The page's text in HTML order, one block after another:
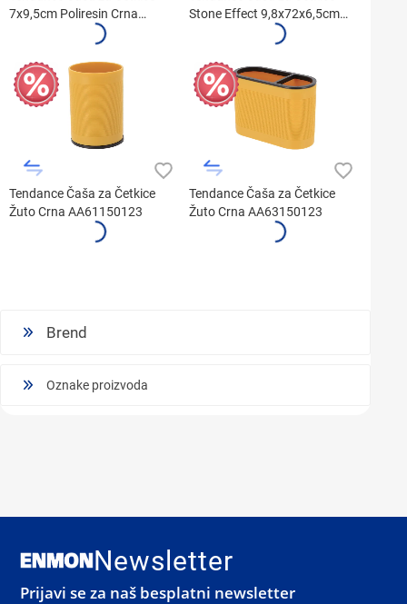
7x9,5cm Poliresin Crna
Stone Effect 9,8x72x6,5cm
Tendance Čaša za Četkice
Žuto Crna AA61150123
Tendance Čaša za Četkice
Žuto Crna AA63150123
Brend
Oznake proizvoda
Newsletter
Prijavi se za naš besplatni newsletter